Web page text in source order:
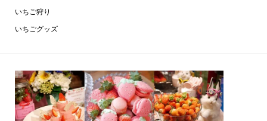
いちご狩り
いちごグッズ